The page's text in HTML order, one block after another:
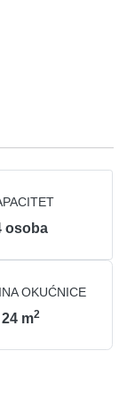
osoba
OKUĆNICE
24 m2